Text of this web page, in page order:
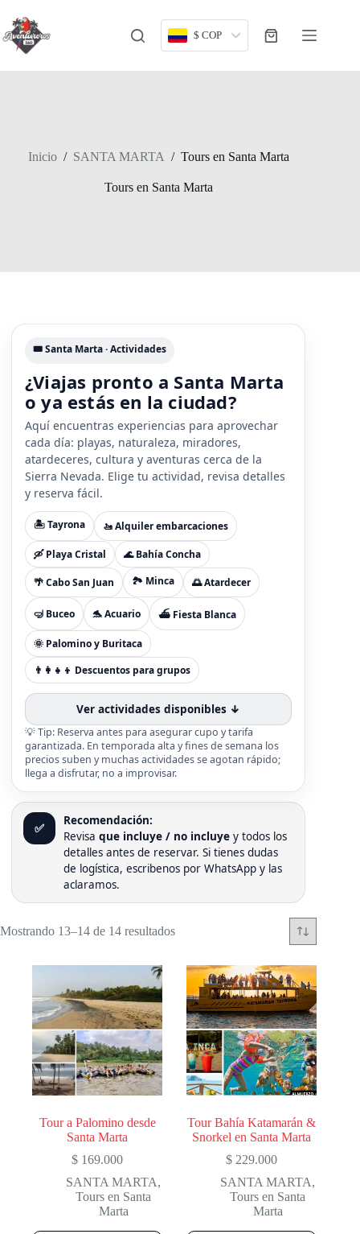
contenido
$ COP
Carro
Inicio / SANTA MARTA / Tours en Santa Marta
Tours en Santa Marta
🎟️ Santa Marta · Actividades
¿Viajas pronto a Santa Marta
o ya estás en la ciudad?
Aquí encuentras experiencias para aprovechar
cada día: playas, naturaleza, miradores,
atardeceres, cultura y aventuras cerca de la
Sierra Nevada. Elige tu actividad, revisa detalles
y reserva fácil.
🏝️ Tayrona 🚤 Alquiler embarcaciones
🛶 Playa Cristal 🌊 Bahía Concha
🌴 Cabo San Juan 🏞️ Minca 🌅 Atardecer
🤿 Buceo 🐬 Acuario ⛴️ Fiesta Blanca
🌞 Palomino y Buritaca
👨‍👩‍👧‍👦 Descuentos para grupos
Ver actividades disponibles ↓
💡 Tip: Reserva antes para asegurar cupo y tarifa
garantizada. En temporada alta y fines de semana los
precios suben y muchas actividades se agotan rápido;
llega a disfrutar, no a improvisar.
✅
Recomendación:
Revisa que incluye / no incluye y todos los
detalles antes de reservar. Si tienes dudas
de logística, escribenos por WhatsApp y las
aclaramos.
Mostrando 13–14 de 14 resultados
Tour a Palomino desde
Santa Marta
$ 169.000
SANTA MARTA,
Tours en Santa
Marta
Tour Bahía Katamarán &
Snorkel en Santa Marta
$ 229.000
SANTA MARTA,
Tours en Santa
Marta